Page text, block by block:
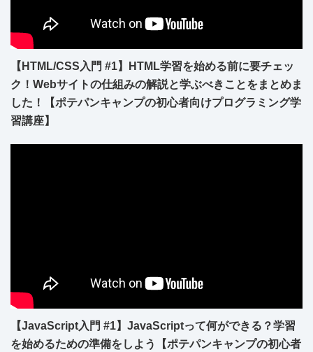
【HTML/CSS入門 #1】HTML学習を始める前に要チェッ
ク！Webサイトの仕組みの解説と学ぶべきことをまとめま
した！【ポテパンキャンプの初心者向けプログラミング学
習講座】
【JavaScript入門 #1】JavaScriptって何ができる？学習
を始めるための準備をしよう【ポテパンキャンプの初心者